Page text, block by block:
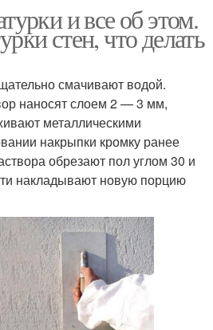
и все об этом.
стен, что делать
смачивают водой.
наносят слоем 2 — 3 мм,
металлическими
накрыпки кромку ранее
обрезают пол углом 30 и
накладывают новую порцию